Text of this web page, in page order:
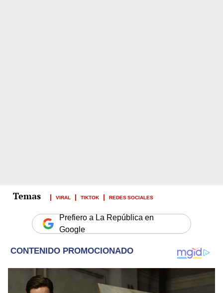
VIRAL TIKTOK REDES SOCIALES
Prefiero a La República en
Google